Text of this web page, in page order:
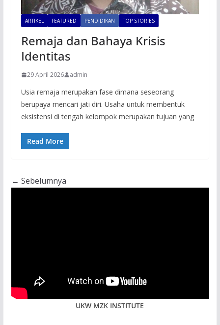
ARTIKEL FEATURED PENDIDIKAN TOP STORIES
Remaja dan Bahaya Krisis
Identitas
29 April 2026 admin
Usia remaja merupakan fase dimana seseorang
berupaya mencari jati diri. Usaha untuk membentuk
eksistensi di tengah kelompok merupakan tujuan yang
Read More
← Sebelumnya
UKW MZK INSTITUTE